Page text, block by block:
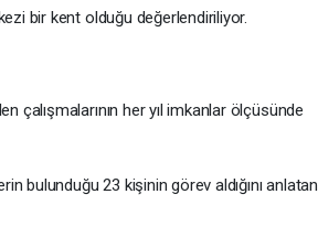
bir kent olduğu değerlendiriliyor.
çalışmalarının her yıl imkanlar ölçüsünde
bulunduğu 23 kişinin görev aldığını anlatan